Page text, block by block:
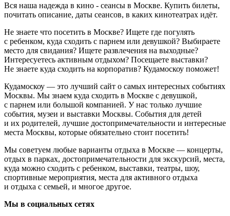
Вся наша надежда в кино - сеансы в Москве. Купить билеты,
почитать описание, даты сеансов, в каких кинотеатрах идёт.
Не знаете что посетить в Москве? Ищете где погулять
с ребенком, куда сходить с парнем или девушкой? Выбираете
место для свидания? Ищете развлечения на выходные?
Интересуетесь активным отдыхом? Посещаете выставки?
Не знаете куда сходить на корпоратив? Кудамоскоу поможет!
Кудамоскоу — это лучший сайт о самых интересных событиях
Москвы. Мы знаем куда сходить в Москве с девушкой,
с парнем или большой компанией. У нас только лучшие
события, музеи и выставки Москвы. События для детей
и их родителей, лучшие достопримечательности и интересные
места Москвы, которые обязательно стоит посетить!
Мы советуем любые варианты отдыха в Москве — концерты,
отдых в парках, достопримечательности для экскурсий, места,
куда можно сходить с ребенком, выставки, театры, шоу,
спортивные мероприятия, места для активного отдыха
и отдыха с семьей, и многое другое.
Мы в социальных сетях